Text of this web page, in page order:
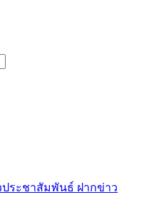
วประชาสัมพันธ์ ฝากข่าว